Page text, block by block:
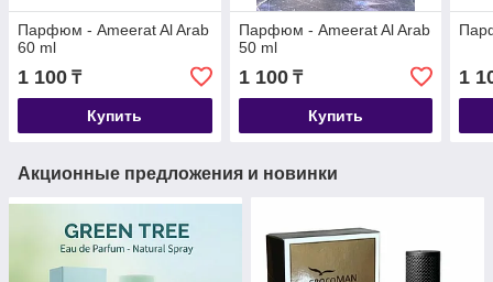
Парфюм - Ameerat Al Arab
60 ml
1 100 ₸
Купить
Парфюм - Ameerat Al Arab
50 ml
1 100₸
Купить
1
Акционные предложения и новинки